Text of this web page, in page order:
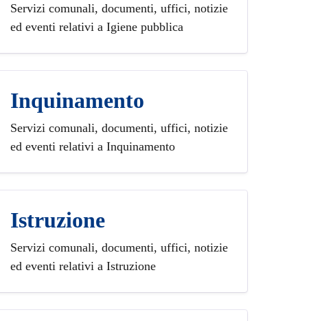
Servizi comunali, documenti, uffici, notizie
ed eventi relativi a Igiene pubblica
Inquinamento
Servizi comunali, documenti, uffici, notizie
ed eventi relativi a Inquinamento
Istruzione
Servizi comunali, documenti, uffici, notizie
ed eventi relativi a Istruzione